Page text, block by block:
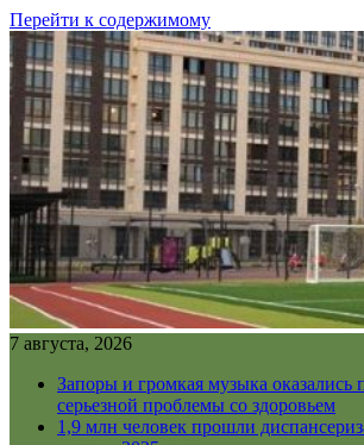
Перейти к содержимому
7 августа, 2026
Запоры и громкая музыка
серьезной проблемы со здоровьем
1,9 млн человек прошли